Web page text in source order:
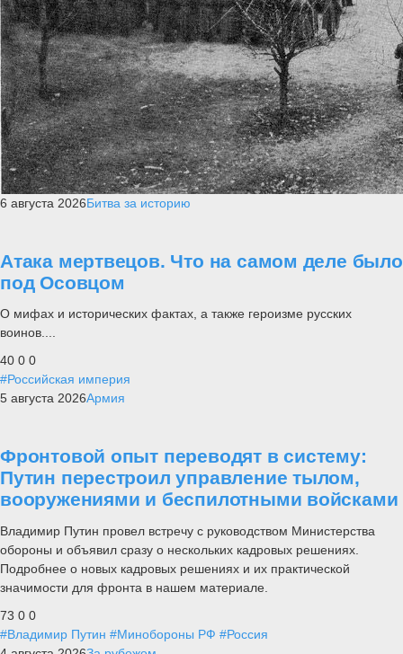
6 августа 2026Битва за историю
Атака мертвецов. Что на самом деле было
под Осовцом
О мифах и исторических фактах, а также героизме русских
воинов....
40 0 0
#Российская империя
5 августа 2026Армия
Фронтовой опыт переводят в систему:
Путин перестроил управление тылом,
вооружениями и беспилотными войсками
Владимир Путин провел встречу с руководством Министерства
обороны и объявил сразу о нескольких кадровых решениях.
Подробнее о новых кадровых решениях и их практической
значимости для фронта в нашем материале.
73 0 0
#Владимир Путин #Минобороны РФ #Россия